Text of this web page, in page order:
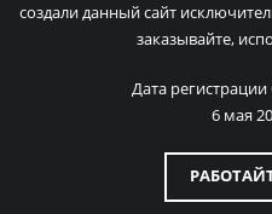
создали данный сайт
заказывайте,
Дата
6 мая